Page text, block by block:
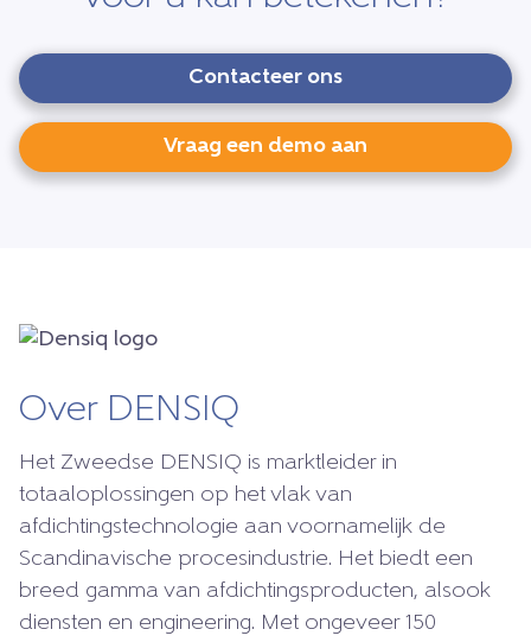
Contacteer ons
Vraag een demo aan
Over DENSIQ
Het Zweedse DENSIQ is marktleider in
totaaloplossingen op het vlak van
afdichtingstechnologie aan voornamelijk de
Scandinavische procesindustrie. Het biedt een
breed gamma van afdichtingsproducten, alsook
diensten en engineering. Met ongeveer 150